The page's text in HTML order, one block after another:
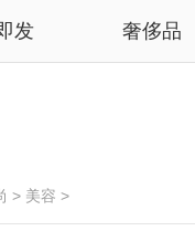
发 奢侈品
> 美容 >